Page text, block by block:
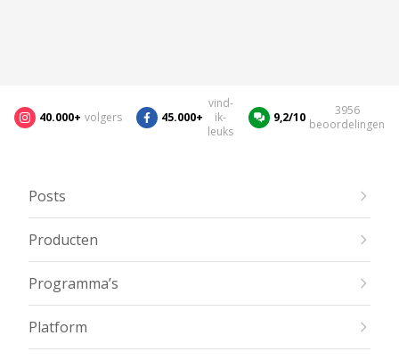
40.000+ volgers 45.000+
vind-
ik-
leuks
9,2/10
3956
beoordelingen
Posts
Producten
Programma’s
Platform